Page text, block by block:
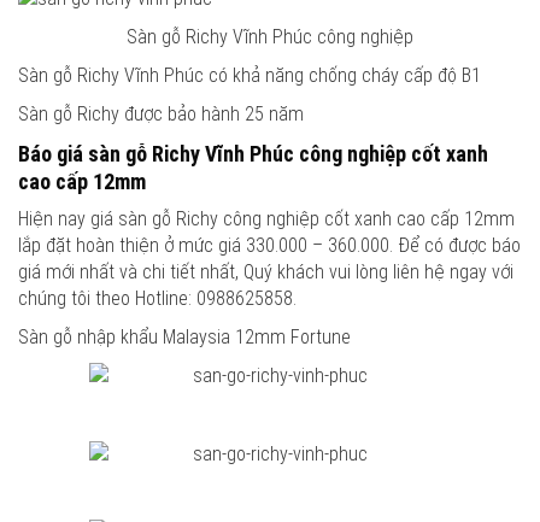
Sàn gỗ Richy Vĩnh Phúc công nghiệp
Sàn gỗ Richy Vĩnh Phúc có khả năng chống cháy cấp độ B1
Sàn gỗ Richy được bảo hành 25 năm
Báo giá sàn gỗ Richy Vĩnh Phúc công nghiệp cốt xanh
cao cấp 12mm
Hiện nay giá sàn gỗ Richy công nghiệp cốt xanh cao cấp 12mm
lắp đặt hoàn thiện ở mức giá 330.000 – 360.000. Để có được báo
giá mới nhất và chi tiết nhất, Quý khách vui lòng liên hệ ngay với
chúng tôi theo Hotline: 0988625858.
Sàn gỗ nhập khẩu Malaysia 12mm Fortune